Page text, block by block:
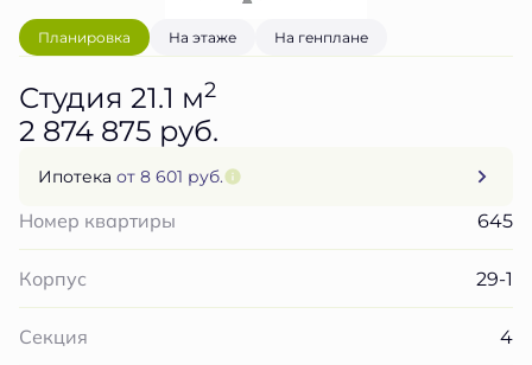
Планировка На этаже На генплане
Студия 21.1 м2
2 874 875 руб.
Ипотека от 8 601 руб.
Номер квартиры 645
Корпус 29-1
Секция 4